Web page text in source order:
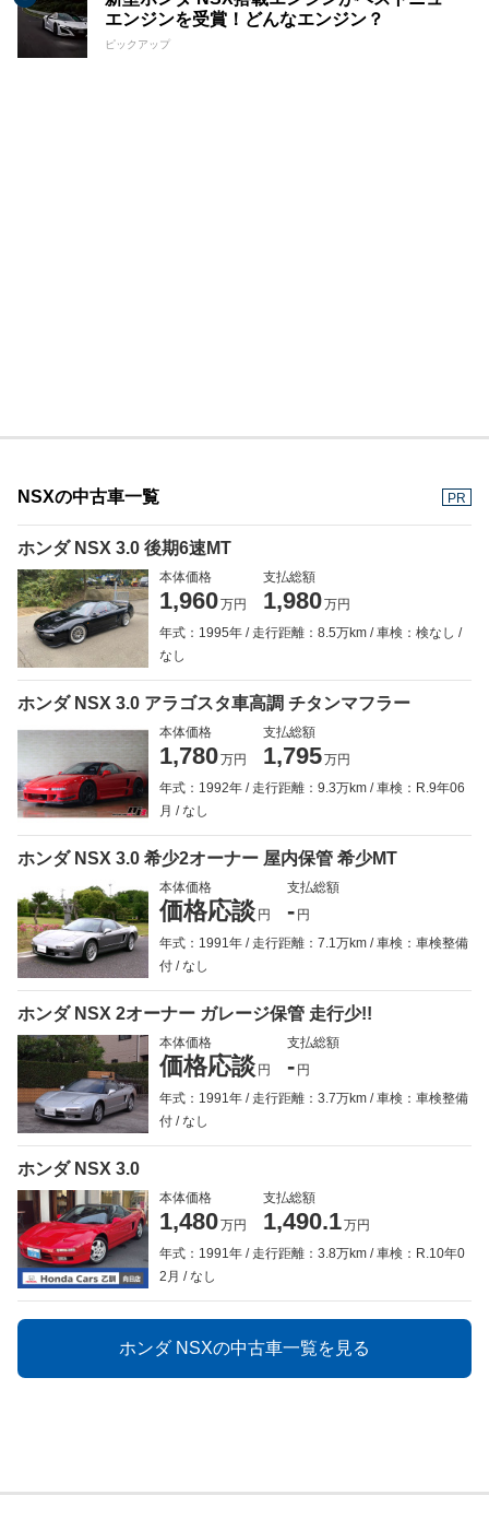
エンジンを受賞！どんなエンジン？
ピックアップ
NSXの中古車一覧 PR
ホンダ NSX 3.0 後期6速MT
本体価格
1,960万円
支払総額
1,980万円
年式：1995年
走行距離：8.5万km
車検：検なし
なし
ホンダ NSX 3.0 アラゴスタ車高調 チタンマフラー
本体価格
1,780万円
支払総額
1,795万円
年式：1992年
走行距離：9.3万km
車検：R.9年06
月
なし
ホンダ NSX 3.0 希少2オーナー 屋内保管 希少MT
本体価格
価格応談 円
支払総額
- 円
年式：1991年
走行距離：7.1万km
車検：車検整備
付
なし
ホンダ NSX 2オーナー ガレージ保管 走行少!!
本体価格
価格応談 円
支払総額
- 円
年式：1991年
走行距離：3.7万km
車検：車検整備
付
なし
ホンダ NSX 3.0
本体価格
1,480万円
支払総額
1,490.1万円
年式：1991年
走行距離：3.8万km
車検：R.10年0
2月
なし
ホンダ NSXの中古車一覧を見る